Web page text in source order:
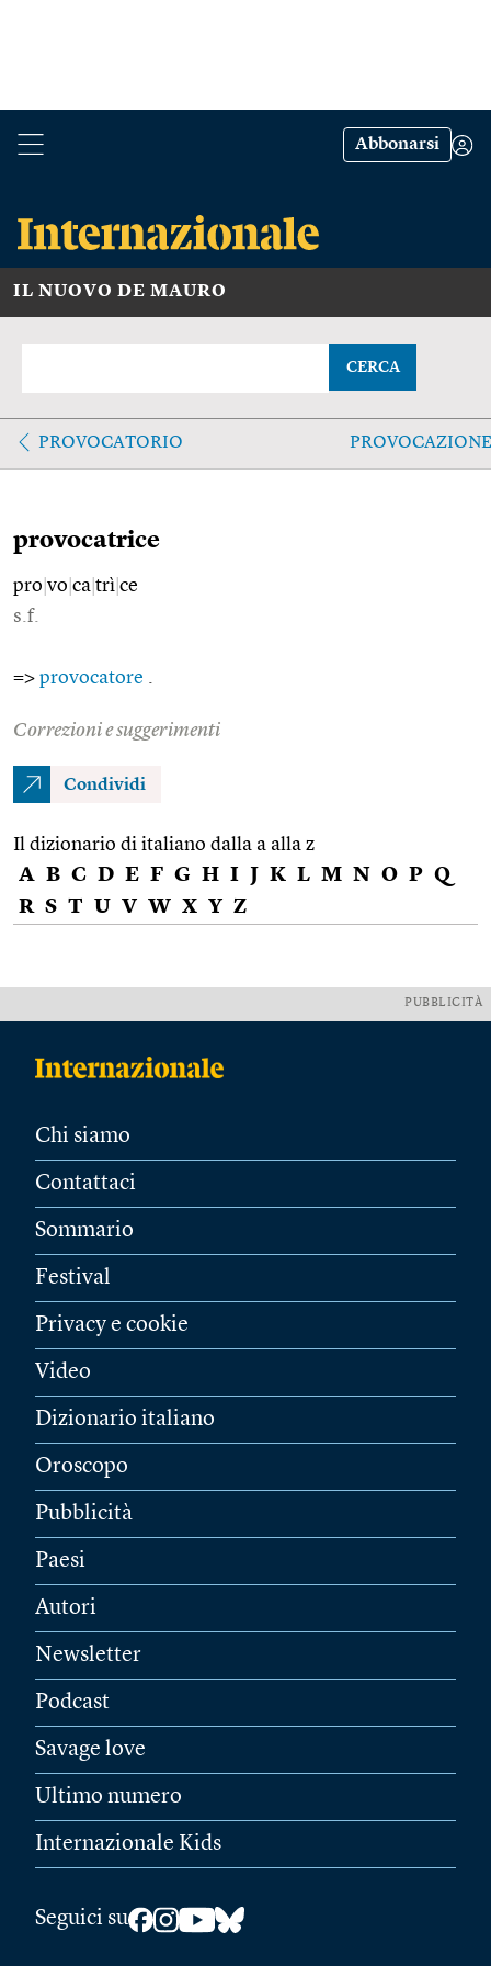
Abbonarsi
IL NUOVO DE MAURO
CERCA
PROVOCATORIO PROVOCAZIONE
provocatrice
pro vo ca trì ce
s.f.
=> provocatore
Correzioni e suggerimenti
Condividi
Il dizionario di italiano dalla a alla z
A B C D E F G H I J K L M N O P Q
R S T U V W X Y Z
PUBBLICITÀ
Chi siamo
Contattaci
Sommario
Festival
Privacy e cookie
Video
Dizionario italiano
Oroscopo
Pubblicità
Paesi
Autori
Newsletter
Podcast
Savage love
Ultimo numero
Internazionale Kids
Seguici su